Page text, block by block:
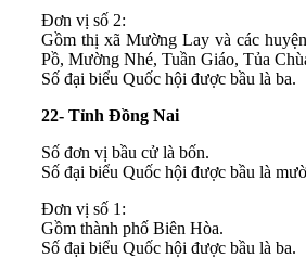
Đơn vị số 2:
Gồm thị xã Mường Lay và các
Pồ, Mường Nhé, Tuần Giáo, Tủa
Số đại biểu Quốc hội được bầu là ba.
22- Tỉnh Đồng Nai
Số đơn vị bầu cử là bốn.
Số đại biểu Quốc hội được bầu là
Đơn vị số 1:
Gồm thành phố Biên Hòa.
Số đại biểu Quốc hội được bầu là ba.